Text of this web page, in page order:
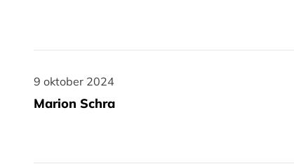
9 oktober 2024
9 oktober 2024
Marion Schra